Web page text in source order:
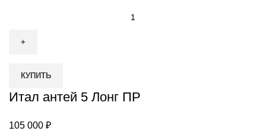
КУПИТЬ
Итал антей 5 Лонг ПР
105 000 ₽